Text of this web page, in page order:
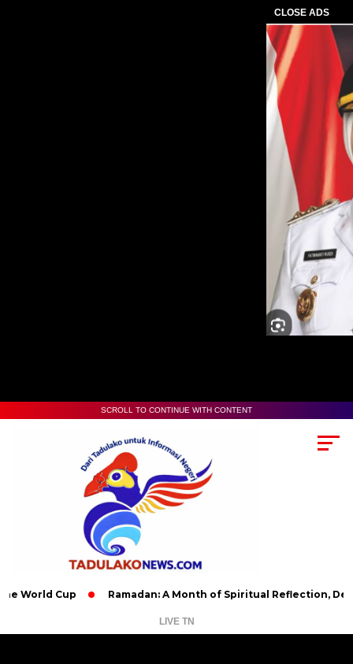
CLOSE ADS
SCROLL TO CONTINUE WITH CONTENT
Ramadan: A Month of Spiritual Reflection, Devotion,
LIVE TN